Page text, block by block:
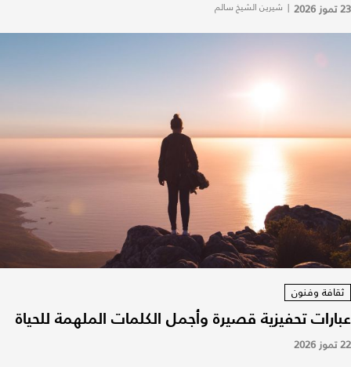
23 تموز 2026 | شيرين الشيخ سالم
ثقافة وفنون
عبارات تحفيزية قصيرة وأجمل الكلمات الملهمة للحياة
22 تموز 2026